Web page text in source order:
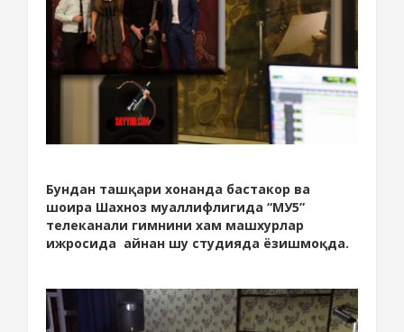
Бундан ташқари хонанда бастакор ва
шоира Шахноз муаллифлигида “МУ5”
телеканали гимнини хам машхурлар
ижросида айнан шу студияда ёзишмоқда.